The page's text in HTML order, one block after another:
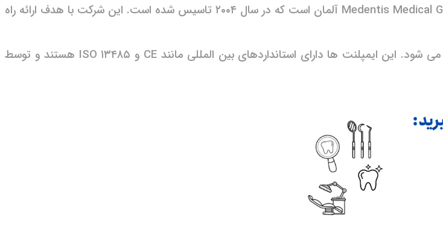
ایمپلنت ICX (آی سی ایکس) یکی از محصولات پیشرفته و با کیفیت شرکت Medentis Medical GmbH آلمان است که در سال ۲۰۰۴ تاسیس شده است. این شرکت با هدف ارائه راه
ایمپلنت ICX با استفاده از فناوری های مدرن و مواد با کیفیت بالا طراحی و تولید می شود. این ایمپلنت ها دارای استانداردهای بین المللی مانند CE و ISO ۱۳۴۸۵ هستند و توسط